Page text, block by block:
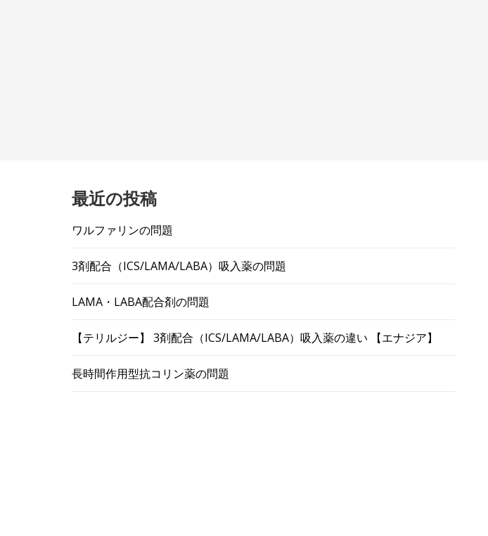
最近の投稿
ワルファリンの問題
3剤配合（ICS/LAMA/LABA）吸入薬の問題
LAMA・LABA配合剤の問題
【テリルジー】 3剤配合（ICS/LAMA/LABA）吸入薬の違い 【エナジア】
長時間作用型抗コリン薬の問題